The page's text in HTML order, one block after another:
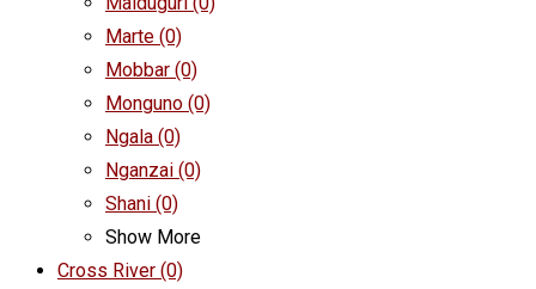
Marte (0)
Mobbar (0)
Monguno (0)
Ngala (0)
Nganzai (0)
Shani (0)
Show More
Cross River (0)